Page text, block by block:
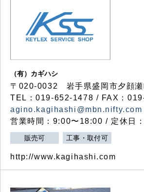
（有）カギハシ
〒020-0032 岩手県盛岡市夕顔
TEL：019-652-1478 / FAX：
agino.kagihashi@mbn.nifty.com
営業時間：9:00〜18:00 / 定休日
販売可 工事・取付可
http://www.kagihashi.com